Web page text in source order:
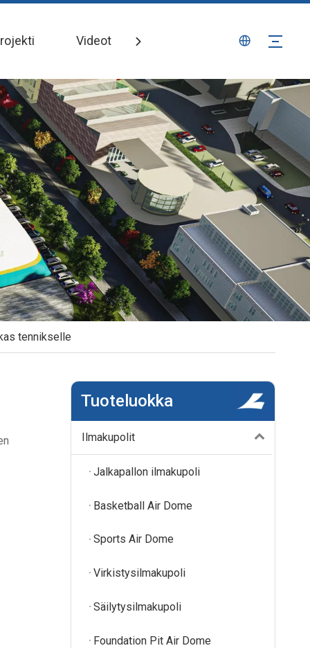
Videot Ota yhteyttä
tennikselle
Tuoteluokka
Ilmakupolit
Jalkapallon ilmakupoli
Basketball Air Dome
Sports Air Dome
Virkistysilmakupoli
Säilytysilmakupoli
Foundation Pit Air Dome